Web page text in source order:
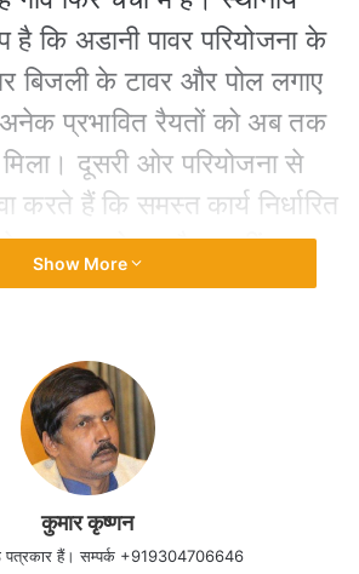
है कि अडानी पावर परियोजना के
बिजली के टावर और पोल लगाए
प्रभावित रैयतों को अब तक
दूसरी ओर परियोजना से
करते हैं कि समस्त कार्य निर्धारित
के अनुरूप हो रहा है। इन्हीं परस्पर
विवाद को फिर राष्ट्रीय बहस का
नया नहीं है। गोड्डा ताप विद्युत
के समय इसे झारखण्ड के
का सबसे बड़ा निवेश बताया गया
आधारभूत संरचना के
आर्थिक प्रगति का भरोसा
Show More
कुमार कृष्णन
पत्रकार हैं। सम्पर्क +919304706646